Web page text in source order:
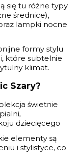
się tu różne typy
średnice),
lampki nocne
formy stylu
które subtelnie
klimat.
Szary?
świetnie
dziecięcego
elementy są
i stylistyce, co